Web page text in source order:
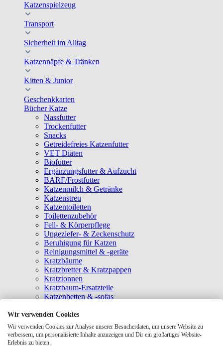
Katzenspielzeug
Transport
Sicherheit im Alltag
Katzennäpfe & Tränken
Kitten & Junior
Geschenkkarten
Bücher Katze
Nassfutter
Trockenfutter
Snacks
Getreidefreies Katzenfutter
VET Diäten
Biofutter
Ergänzungsfutter & Aufzucht
BARF/Frostfutter
Katzenmilch & Getränke
Katzenstreu
Katzentoiletten
Toilettenzubehör
Fell- & Körperpflege
Ungeziefer- & Zeckenschutz
Beruhigung für Katzen
Reinigungsmittel & -geräte
Kratzbäume
Kratzbretter & Kratzpappen
Kratztonnen
Kratzbaum-Ersatzteile
Katzenbetten & -sofas
Katzenhäuser
Hängematten & Fensterliegeplätze
Katzendecken & -matten
Baldrian- & Catnipspielzeug
Wir verwenden Cookies
Wir verwenden Cookies zur Analyse unserer Besucherdaten, um unsere Website zu
verbessern, um personalisierte Inhalte anzuzeigen und Dir ein großartiges Website-
Erlebnis zu bieten.